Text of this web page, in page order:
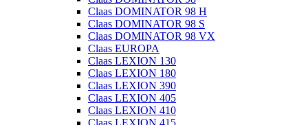
Claas DOMINATOR 98 H
Claas DOMINATOR 98 S
Claas DOMINATOR 98 VX
Claas EUROPA
Claas LEXION 130
Claas LEXION 180
Claas LEXION 390
Claas LEXION 405
Claas LEXION 410
Claas LEXION 415